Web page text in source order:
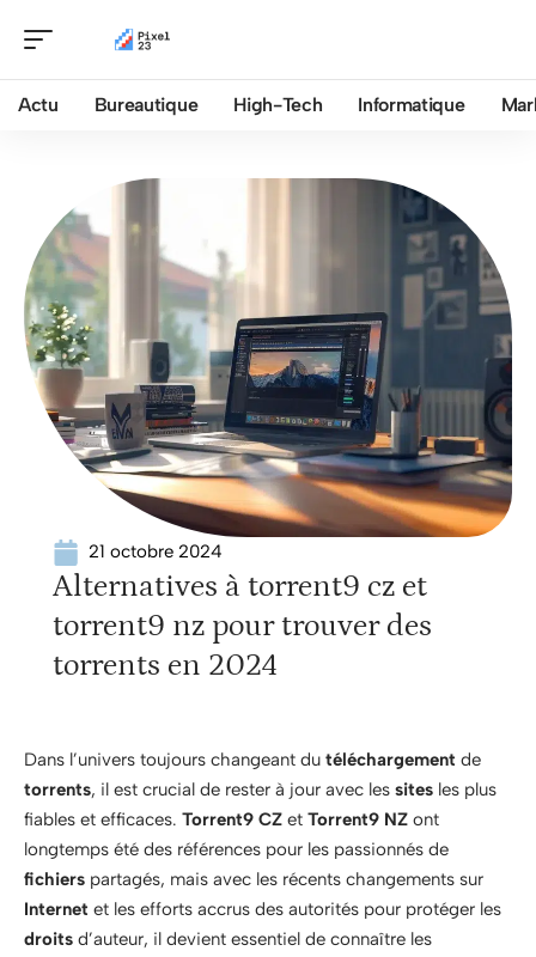
Actu Bureautique High-Tech Informatique
21 octobre 2024
Alternatives à torrent9 cz et
torrent9 nz pour trouver des
torrents en 2024
Dans l’univers toujours changeant du téléchargement de
torrents, il est crucial de rester à jour avec les sites les plus
fiables et efficaces. Torrent9 CZ et Torrent9 NZ ont
longtemps été des références pour les passionnés de
fichiers partagés, mais avec les récents changements sur
Internet et les efforts accrus des autorités pour protéger les
droits d’auteur, il devient essentiel de connaître les